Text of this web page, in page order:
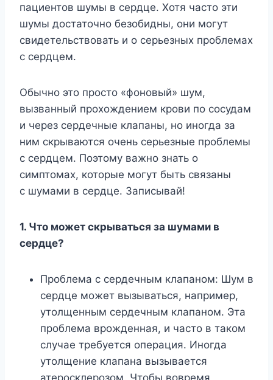
пациентов шумы в сердце. Хотя часто эти
шумы достаточно безобидны, они могут
свидетельствовать и о серьезных проблемах
с сердцем.
Обычно это просто «фоновый» шум,
вызванный прохождением крови по сосудам
и через сердечные клапаны, но иногда за
ним скрываются очень серьезные проблемы
с сердцем. Поэтому важно знать о
симптомах, которые могут быть связаны
с шумами в сердце. Записывай!
1. Что может скрываться за шумами в
сердце?
Проблема с сердечным клапаном: Шум в
сердце может вызываться, например,
утолщенным сердечным клапаном. Эта
проблема врожденная, и часто в таком
случае требуется операция. Иногда
утолщение клапана вызывается
атеросклерозом. Чтобы вовремя